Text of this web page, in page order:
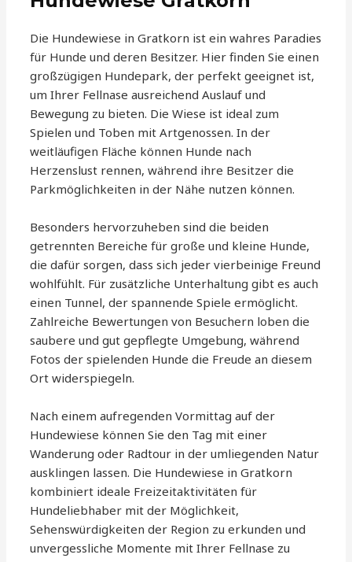
Die Hundewiese in Gratkorn ist ein wahres Paradies
für Hunde und deren Besitzer. Hier finden Sie einen
großzügigen Hundepark, der perfekt geeignet ist,
um Ihrer Fellnase ausreichend Auslauf und
Bewegung zu bieten. Die Wiese ist ideal zum
Spielen und Toben mit Artgenossen. In der
weitläufigen Fläche können Hunde nach
Herzenslust rennen, während ihre Besitzer die
Parkmöglichkeiten in der Nähe nutzen können.
Besonders hervorzuheben sind die beiden
getrennten Bereiche für große und kleine Hunde,
die dafür sorgen, dass sich jeder vierbeinige Freund
wohlfühlt. Für zusätzliche Unterhaltung gibt es auch
einen Tunnel, der spannende Spiele ermöglicht.
Zahlreiche Bewertungen von Besuchern loben die
saubere und gut gepflegte Umgebung, während
Fotos der spielenden Hunde die Freude an diesem
Ort widerspiegeln.
Nach einem aufregenden Vormittag auf der
Hundewiese können Sie den Tag mit einer
Wanderung oder Radtour in der umliegenden Natur
ausklingen lassen. Die Hundewiese in Gratkorn
kombiniert ideale Freizeitaktivitäten für
Hundeliebhaber mit der Möglichkeit,
Sehenswürdigkeiten der Region zu erkunden und
unvergessliche Momente mit Ihrer Fellnase zu